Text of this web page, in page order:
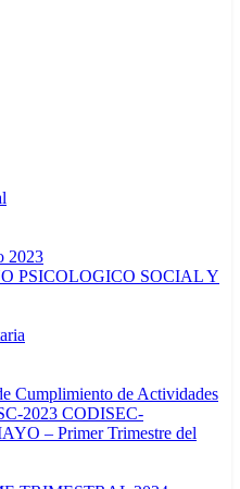
2023
PSICOLOGICO SOCIAL Y
Cumplimiento de Actividades
2023 CODISEC-
– Primer Trimestre del